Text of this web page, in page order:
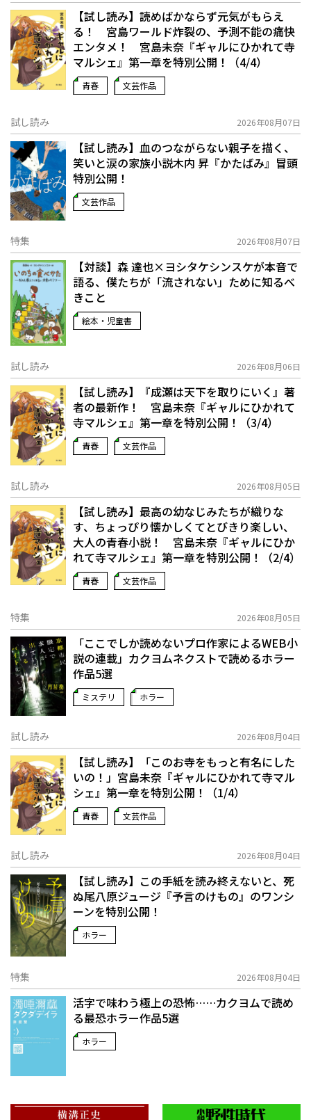
【試し読み】読めばかならず元気がもらえ
る！ 宮島ワールド炸裂の、予測不能の痛快
エンタメ！ 宮島未奈『ギャルにひかれて寺
マルシェ』第一章を特別公開！（4/4）
青春 文芸作品
試し読み 2026年08月07日
【試し読み】血のつながらない親子を描く、
笑いと涙の家族小説――木内 昇『かたばみ』冒頭
特別公開！
文芸作品
特集 2026年08月07日
【対談】森 達也×ヨシタケシンスケが本音で
語る、僕たちが「流されない」ために知るべ
きこと
絵本・児童書
試し読み 2026年08月06日
【試し読み】『成瀬は天下を取りにいく』著
者の最新作！ 宮島未奈『ギャルにひかれて
寺マルシェ』第一章を特別公開！（3/4）
青春 文芸作品
試し読み 2026年08月05日
【試し読み】最高の幼なじみたちが織りな
す、ちょっぴり懐かしくてとびきり楽しい、
大人の青春小説！ 宮島未奈『ギャルにひか
れて寺マルシェ』第一章を特別公開！（2/4）
青春 文芸作品
特集 2026年08月05日
「ここでしか読めないプロ作家によるWEB小
説の連載」――カクヨムネクストで読めるホラー
作品5選
ミステリ ホラー
試し読み 2026年08月04日
【試し読み】「このお寺をもっと有名にした
いの！」宮島未奈『ギャルにひかれて寺マル
シェ』第一章を特別公開！（1/4）
青春 文芸作品
試し読み 2026年08月04日
【試し読み】この手紙を読み終えないと、死
ぬ――尾八原ジュージ『予言のけもの』のワンシ
ーンを特別公開！
ホラー
特集 2026年08月04日
活字で味わう極上の恐怖……カクヨムで読め
る最恐ホラー作品5選
ホラー